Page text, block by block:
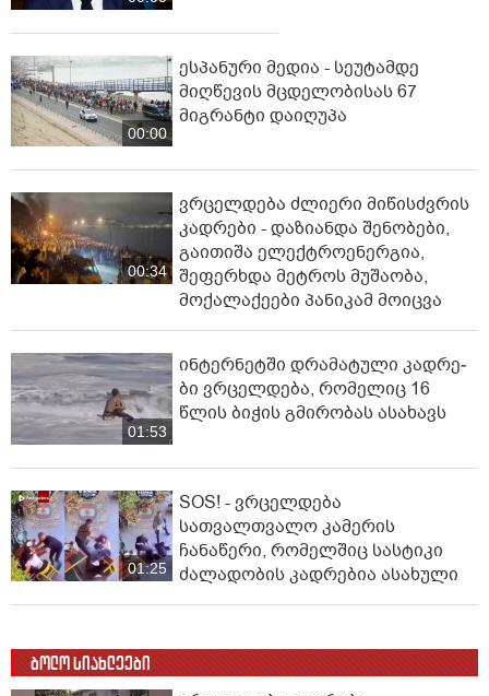
00:00
ესპანური მედია - სეუტამდე
მიღწევის მცდელობისას 67
მიგრანტი დაიღუპა
00:34
ვრცელდება ძლიერი მიწისძვრის
კადრები - დაზიანდა შენობები,
გაითიშა ელექტროენერგია,
შეფერხდა მეტროს მუშაობა,
მოქალაქეები პანიკამ მოიცვა
01:53
ინ­ტერ­ნეტ­ში დრა­მა­ტუ­ლი კად­რე­
ბი ვრცელდება, რომელიც 16
წლის ბიჭის გმირობას ასახავს
01:25
SOS! - ვრცელდება
სათვალთვალო კამერის
ჩანაწერი, რომელშიც სასტიკი
ძალადობის კადრებია ასახული
ბოლო სიახლეები